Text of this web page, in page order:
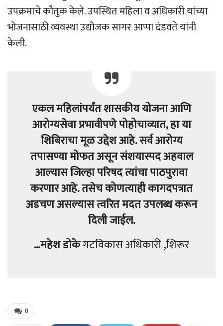
उपक्रमाचे कौतुक केले. उपस्थित महिला व अधिकारी यांच्या
भोजनासाठी व्यवस्था उद्योजक सागर आप्पा दंडवते यांनी
केली.
एकल महिलांपर्यंत शासकीय योजना आणि
आरोग्यसेवा प्रभावीपणे पोहोचाव्यात, हा या
शिबिराचा मूळ उद्देश आहे. सर्व आरोग्य
तपासण्या मोफत असून संशयास्पद अहवाल
आल्यास जिल्हा परिषद त्यांचा पाठपुरावा
करणार आहे. तसेच कोणत्याही कागदपत्रात
अडचण असल्यास त्वरित मदत उपलब्ध करून
दिली जाईल.
…महेश डोकेगटविकास अधिकारी ,शिरूर
0